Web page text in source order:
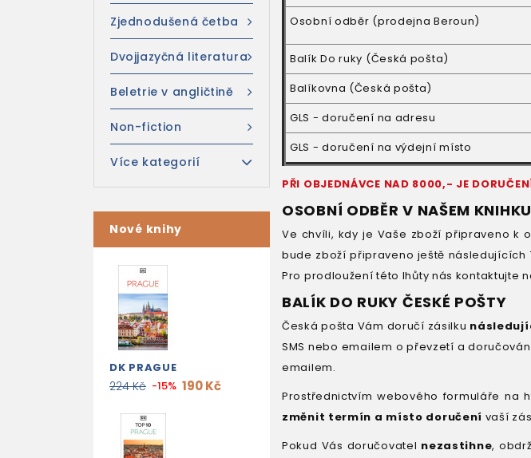
Zjednodušená četba
Dvojjazyčná literatura
Beletrie v angličtině
Non-fiction
Více kategorií
Nové knihy
DK PRAGUE
224 Kč -15% 190 Kč
Osobní odběr (prodejna Beroun)
Balík Do ruky (Česká pošta)
Balíkovna (Česká pošta)
GLS - doručení na adresu
GLS - doručení na výdejní místo
PŘI OBJEDNÁVCE NAD 8000,- JE
OSOBNÍ ODBĚR V NAŠEM
Ve chvíli, kdy je Vaše zboží připraveno k
bude zboží připraveno ještě následujících
Pro prodloužení této lhůty nás kontaktujte
BALÍK DO RUKY ČESKÉ POŠTY
Česká pošta Vám doručí zásilku
SMS nebo emailem o převzetí a
emailem.
Prostřednictvím webového formuláře na
změnit termín a místo doručení vaší
Pokud Vás doručovatel nezastihne,